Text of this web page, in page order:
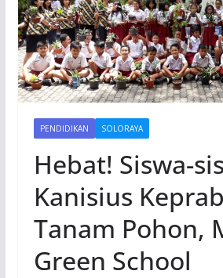
PENDIDIKAN SOLORAYA
Hebat! Siswa-
Kanisius
Tanam Pohon,
Green School